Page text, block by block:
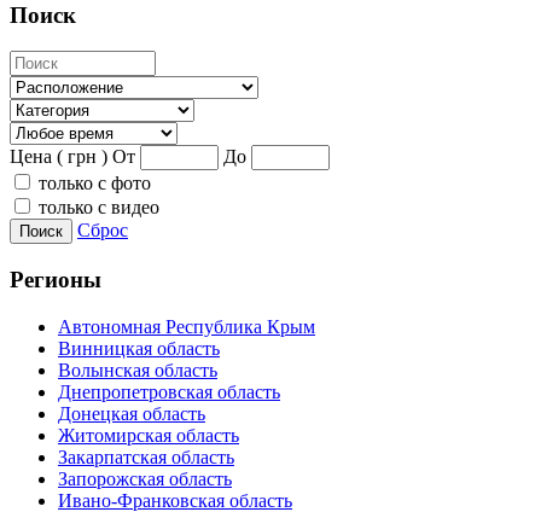
Поиск
Цена ( грн ) От
До
только с фото
только с видео
Поиск Сброс
Регионы
Автономная Республика Крым
Винницкая область
Волынская область
Днепропетровская область
Донецкая область
Житомирская область
Закарпатская область
Запорожская область
Ивано-Франковская область